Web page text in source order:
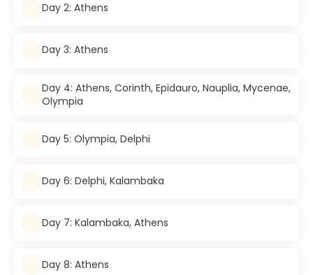
Day 2: Athens
Day 3: Athens
Day 4: Athens, Corinth, Epidauro, Nauplia, Mycenae,
Olympia
Day 5: Olympia, Delphi
Day 6: Delphi, Kalambaka
Day 7: Kalambaka, Athens
Day 8: Athens